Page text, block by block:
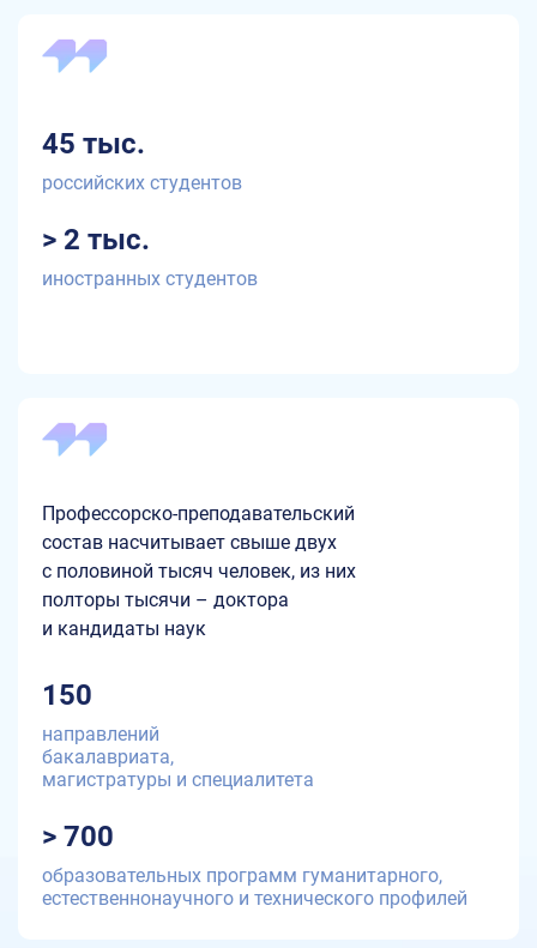
45 тыс.
российских студентов
> 2 тыс.
иностранных студентов
Профессорско-преподавательский
состав насчитывает свыше двух
с половиной тысяч человек, из них
полторы тысячи – доктора
и кандидаты наук
150
направлений
бакалавриата,
магистратуры и специалитета
> 700
образовательных программ гуманитарного,
естественнонаучного и технического профилей